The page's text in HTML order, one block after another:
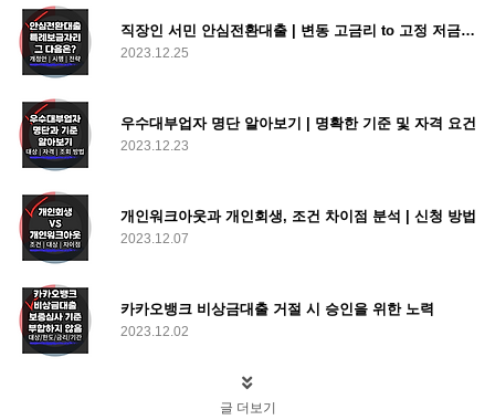
직장인 서민 안심전환대출 | 변동 고금리 to 고정 저금리 주담대로 갈아타기
2023.12.25
우수대부업자 명단 알아보기 | 명확한 기준 및 자격 요건
2023.12.23
개인워크아웃과 개인회생, 조건 차이점 분석 | 신청 방법
2023.12.07
카카오뱅크 비상금대출 거절 시 승인을 위한 노력
2023.12.02
글 더보기